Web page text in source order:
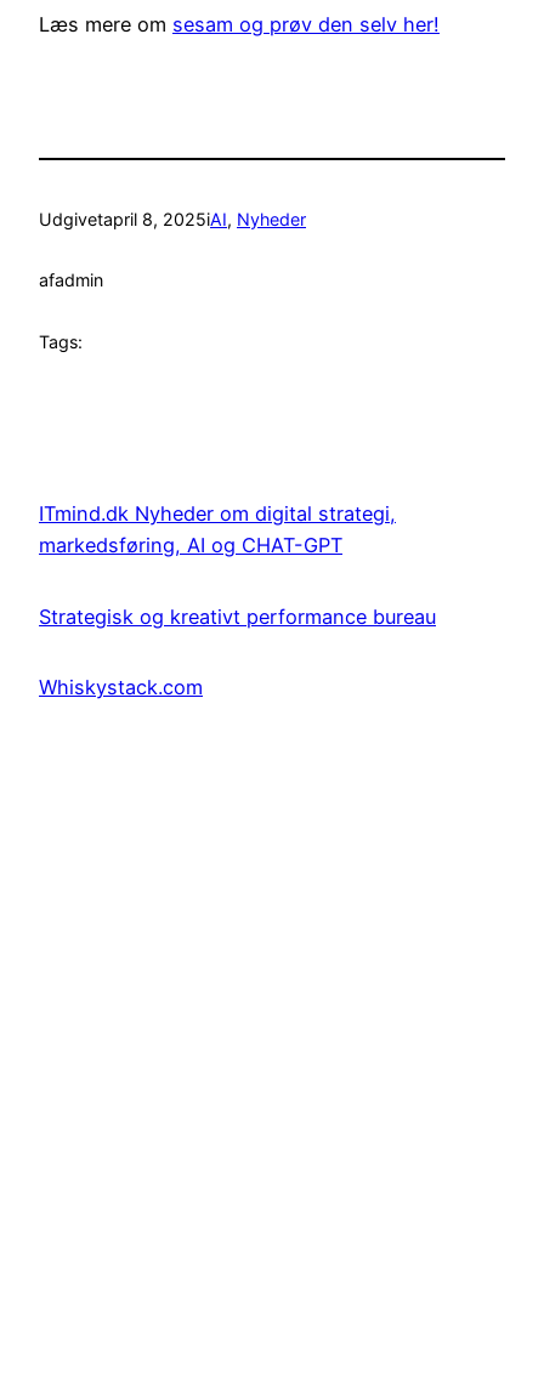
Læs mere om sesam og prøv den selv her!
Udgivetapril 8, 2025iAI, Nyheder
afadmin
Tags:
ITmind.dk Nyheder om digital strategi,
markedsføring, AI og CHAT-GPT
Strategisk og kreativt performance bureau
Whiskystack.com